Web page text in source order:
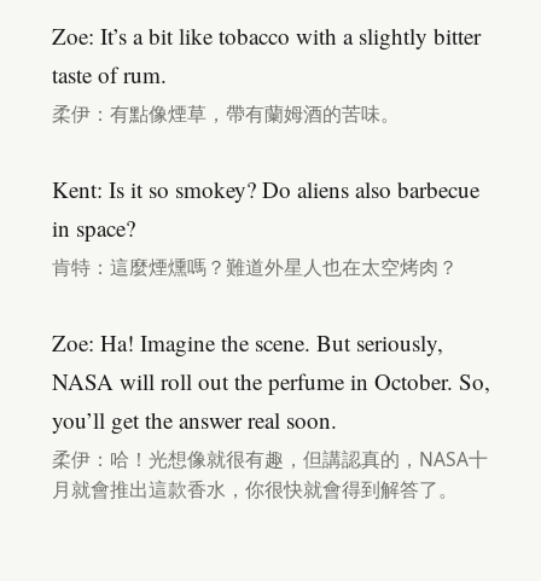
Zoe: It’s a bit like tobacco with a slightly bitter
taste of rum.
柔伊：有點像煙草，帶有蘭姆酒的苦味。
Kent: Is it so smokey? Do aliens also barbecue
in space?
肯特：這麼煙燻嗎？難道外星人也在太空烤肉？
Zoe: Ha! Imagine the scene. But seriously,
NASA will roll out the perfume in October. So,
you’ll get the answer real soon.
柔伊：哈！光想像就很有趣，但講認真的，NASA十
月就會推出這款香水，你很快就會得到解答了。